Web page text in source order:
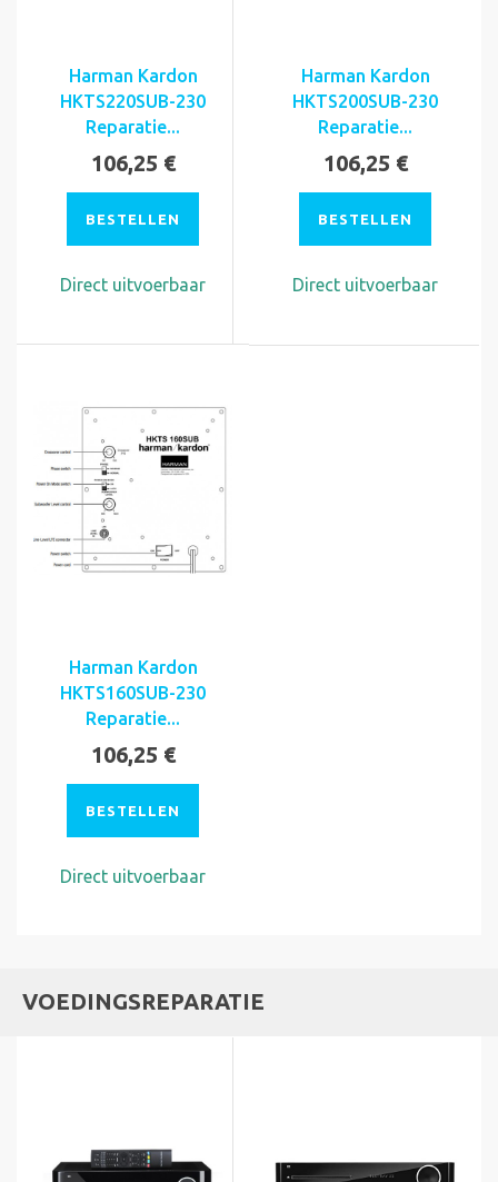
Harman Kardon
HKTS220SUB-230
Reparatie...
106,25 €
BESTELLEN
Direct uitvoerbaar
Harman Kardon
HKTS200SUB-230
Reparatie...
106,25 €
BESTELLEN
Direct uitvoerbaar
Harman Kardon
HKTS160SUB-230
Reparatie...
106,25 €
BESTELLEN
Direct uitvoerbaar
VOEDINGSREPARATIE